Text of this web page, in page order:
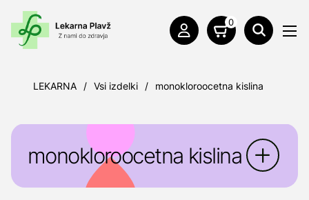
0
LEKARNA / Vsi izdelki / monokloroocetna kislina
monokloroocetna kislina